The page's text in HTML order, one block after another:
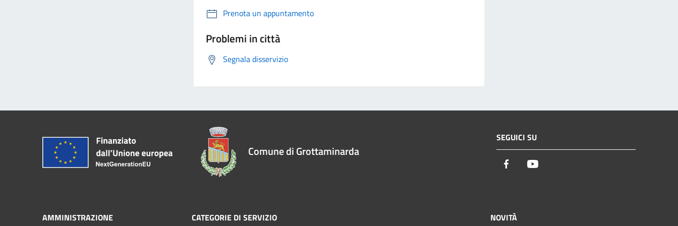
Prenota un appuntamento
Problemi in città
Segnala disservizio
Comune di Grottaminarda
SEGUICI SU
Facebook
AMMINISTRAZIONE CATEGORIE DI SERVIZIO NOVITÀ